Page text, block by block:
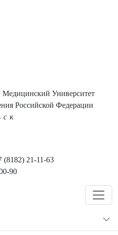
Медицинский Университет
Российской Федерации
21-11-63
90